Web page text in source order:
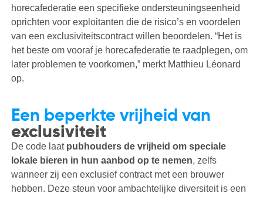
horecafederatie een specifieke ondersteuningseenheid
oprichten voor exploitanten die de risico’s en voordelen
van een exclusiviteitscontract willen beoordelen. “Het is
het beste om vooraf je horecafederatie te raadplegen, om
later problemen te voorkomen,” merkt Matthieu Léonard
op.
Een beperkte vrijheid van
exclusiviteit
De code laat pubhouders de vrijheid om speciale
lokale bieren in hun aanbod op te nemen, zelfs
wanneer zij een exclusief contract met een brouwer
hebben. Deze steun voor ambachtelijke diversiteit is een